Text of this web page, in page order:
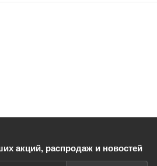
акций, распродаж и новостей